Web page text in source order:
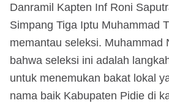
Danramil Kapten Inf Roni
Simpang Tiga Iptu Muhammad
memantau seleksi. Muhammad
bahwa seleksi ini adalah
untuk menemukan bakat lokal
nama baik Kabupaten Pidie di